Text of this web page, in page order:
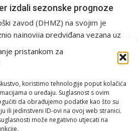
pristankom za
koristimo tehnologije poput kolačića
o uređaju. Suglasnost s ovim
da obrađujemo podatke kao što su
ili jedinstveni ID-ovi na ovoj web stranici.
može negativno utjecati na
izdali sezonske prognoze
zavod (DHMZ) na svojim je
najnovija predviđana vezana uz